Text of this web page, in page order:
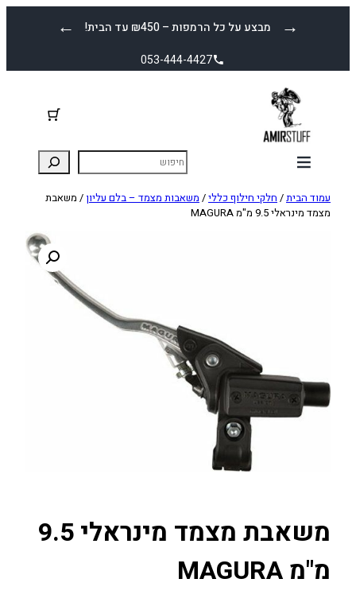
← מבצע על כל הרמפות – ₪450 עד הבית! →
053-444-4427
עמוד הבית/ חלקי חילוף כללי/ משאבות מצמד – בלם עליון / משאבת
מצמד מינראלי 9.5 מ"מ MAGURA
משאבת מצמד מינראלי 9.5
מ"מ MAGURA